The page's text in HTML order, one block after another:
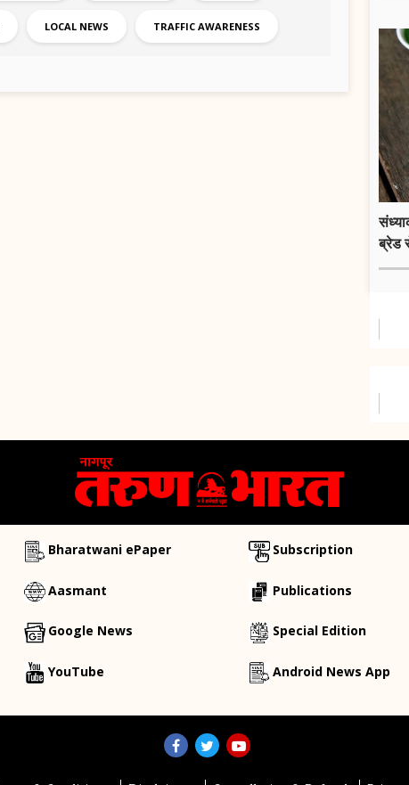
LOCAL NEWS TRAFFIC AWARENESS
ब्रेड
Bharatwani ePaper
Aasmant
Google News
YouTube
Subscription
Publications
Special Edition
Android News App